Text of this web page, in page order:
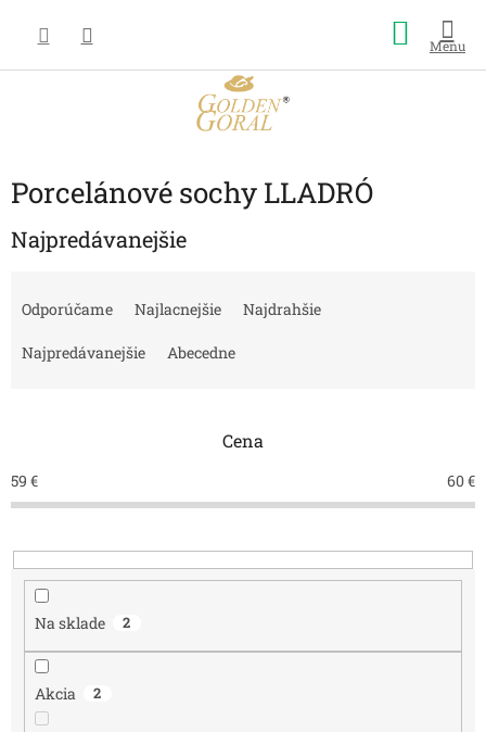
obsah
košík
Porcelánové sochy LLADRÓ
Najpredávanejšie
r
o
u
k
Odporúčame Najlacnejšie Najdrahšie
Najpredávanejšie Abecedne
Cena
59 € 60€
Na sklade 2
Akcia 2